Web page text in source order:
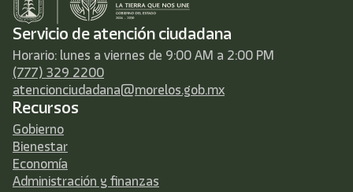
Servicio de atención ciudadana
Horario: lunes a viernes de 9:00 AM a 2:00 PM
(777) 329 2200
atencionciudadana@morelos.gob.mx
Recursos
Gobierno
Bienestar
Economía
Administración y finanzas